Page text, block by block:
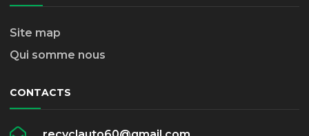
Site map
Qui somme nous
CONTACTS